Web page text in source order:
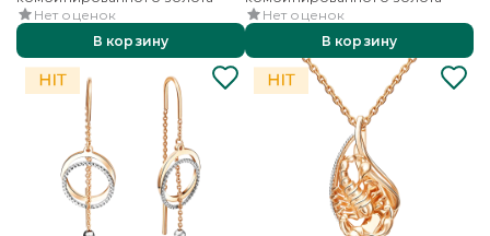
Нет оценок
В корзину
Нет оценок
В корзину